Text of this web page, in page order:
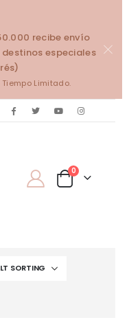
recibe envío
especiales
Tiempo Limitado.
0